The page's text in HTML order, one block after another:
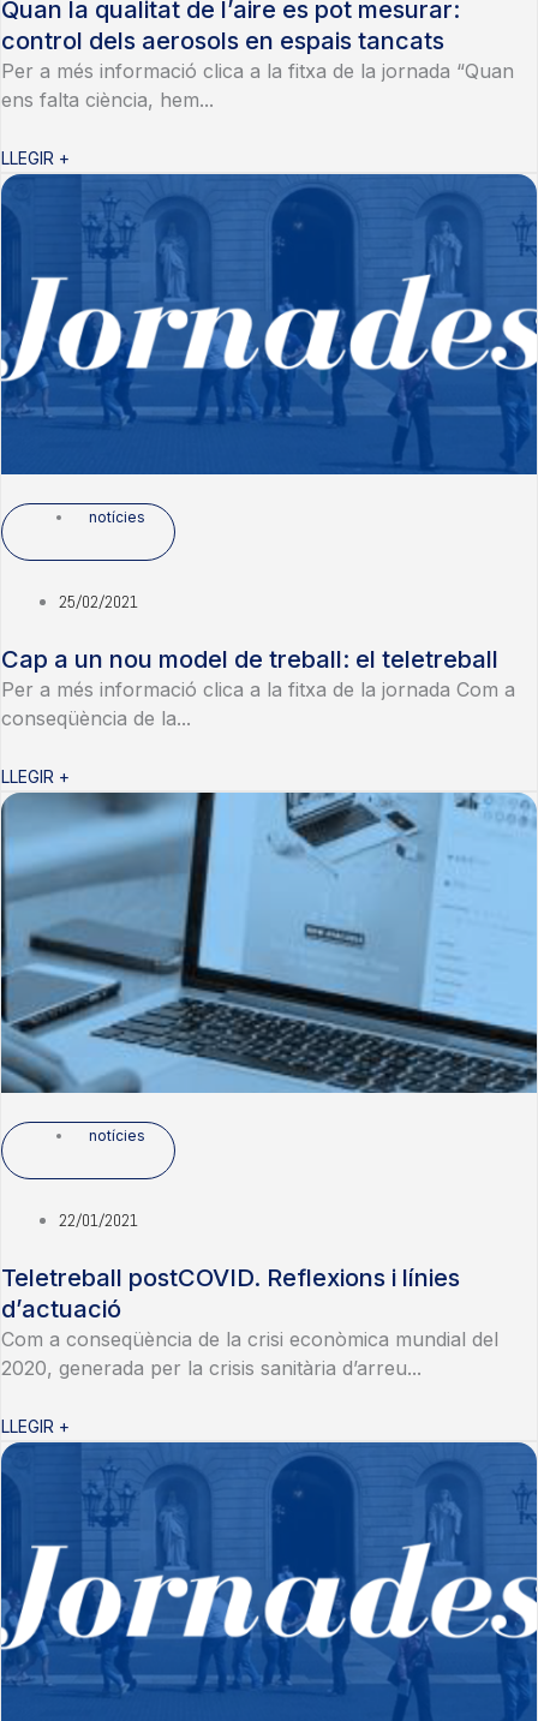
Quan la qualitat de l’aire es pot mesurar:
control dels aerosols en espais tancats
Per a més informació clica a la fitxa de la jornada “Quan
ens falta ciència, hem...
LLEGIR +
notícies
25/02/2021
Cap a un nou model de treball: el teletreball
Per a més informació clica a la fitxa de la jornada Com a
conseqüència de la...
LLEGIR +
notícies
22/01/2021
Teletreball postCOVID. Reflexions i línies
d’actuació
Com a conseqüència de la crisi econòmica mundial del
2020, generada per la crisis sanitària d’arreu...
LLEGIR +